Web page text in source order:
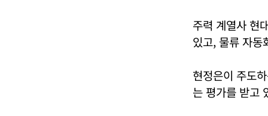
주력 계열사 현
있고, 물류 자동
현정은이 주도
는 평가를 받고